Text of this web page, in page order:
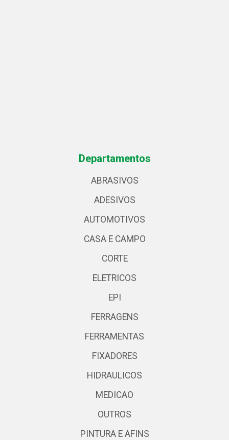
Departamentos
ABRASIVOS
ADESIVOS
AUTOMOTIVOS
CASA E CAMPO
CORTE
ELETRICOS
EPI
FERRAGENS
FERRAMENTAS
FIXADORES
HIDRAULICOS
MEDICAO
OUTROS
PINTURA E AFINS